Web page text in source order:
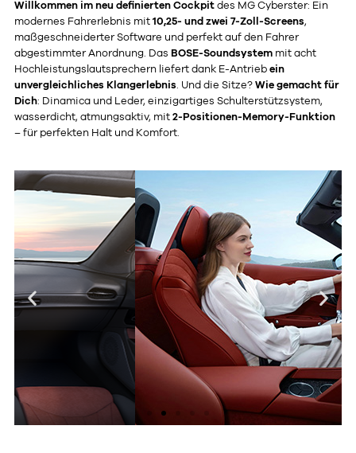
Willkommen im neu definierten Cockpit des MG Cyberster: Ein
modernes Fahrerlebnis mit 10,25- und zwei 7-Zoll-Screens,
maßgeschneiderter Software und perfekt auf den Fahrer
abgestimmter Anordnung. Das BOSE-Soundsystem mit acht
Hochleistungslautsprechern liefert dank E-Antrieb ein
unvergleichliches Klangerlebnis. Und die Sitze? Wie gemacht für
Dich: Dinamica und Leder, einzigartiges Schulterstützsystem,
wasserdicht, atmungsaktiv, mit 2-Positionen-Memory-Funktion
– für perfekten Halt und Komfort.